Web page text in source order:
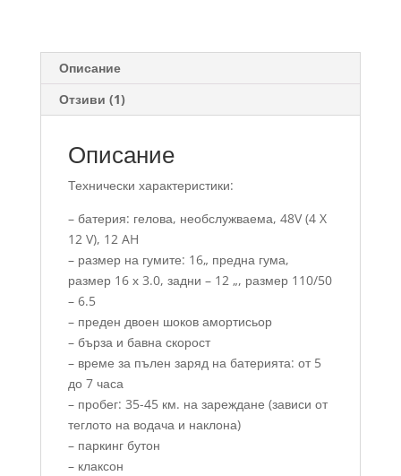
Описание
Отзиви (1)
Описание
Технически характеристики:
– батерия: гелова, необслужваема, 48V (4 X
12 V), 12 AH
– размер на гумите: 16„ предна гума,
размер 16 х 3.0, задни – 12 „, размер 110/50
– 6.5
– преден двоен шоков амортисьор
– бърза и бавна скорост
– време за пълен заряд на батерията: от 5
до 7 часа
– пробег: 35-45 км. на зареждане (зависи от
теглото на водача и наклона)
– паркинг бутон
– клаксон